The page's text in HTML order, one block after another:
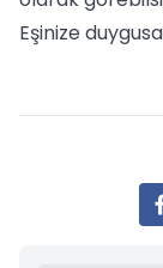
Eşinize